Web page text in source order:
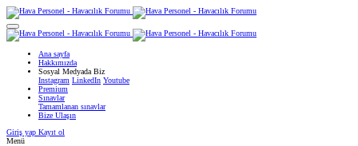
Ana sayfa
Hakkımızda
Sosyal Medyada Biz
Instagram LinkedIn Youtube
Premium
Sınavlar
Tamamlanan sınavlar
Bize Ulaşın
Giriş yap Kayıt ol
Menü